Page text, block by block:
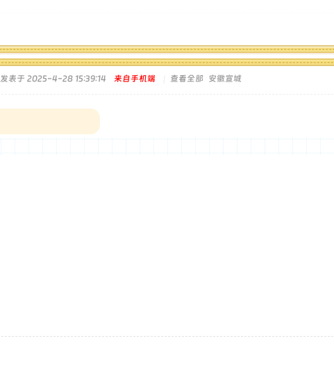
发表于 2025-4-28 15:39:14 来自手机端 查看全部 安徽宣城